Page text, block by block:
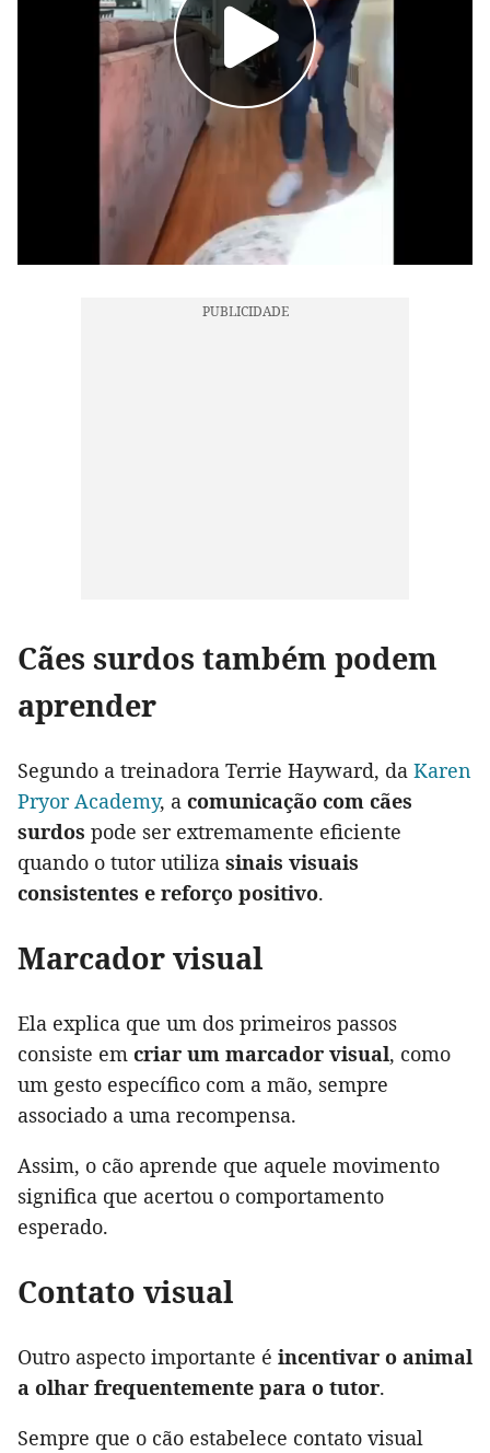
Cães surdos também podem
aprender
Segundo a treinadora Terrie Hayward, da Karen
Pryor Academy, a comunicação com cães
surdos pode ser extremamente eficiente
quando o tutor utiliza sinais visuais
consistentes e reforço positivo.
Marcador visual
Ela explica que um dos primeiros passos
consiste em criar um marcador visual, como
um gesto específico com a mão, sempre
associado a uma recompensa.
Assim, o cão aprende que aquele movimento
significa que acertou o comportamento
esperado.
Contato visual
Outro aspecto importante é incentivar o animal
a olhar frequentemente para o tutor.
Sempre que o cão estabelece contato visual